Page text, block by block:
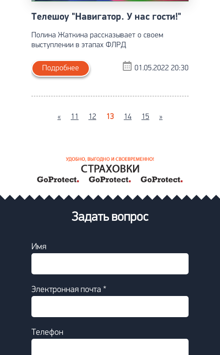
Телешоу "Навигатор. У нас гости!"
Полина Жаткина рассказывает о своем
выступлении в этапах ФЛРД
Подробнее 01.05.2022 20:30
« 11 12 13 14 15 »
Задать вопрос
Имя
Электронная почта *
Телефон